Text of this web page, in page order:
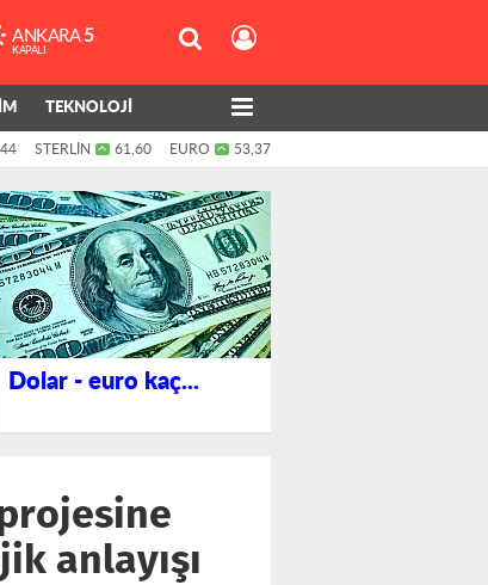
ANKARA 5
KAPALI
TEKNOLOJİ
STERLİN 61,60 EURO 53,37
Dolar - euro kaç...
anlayışı